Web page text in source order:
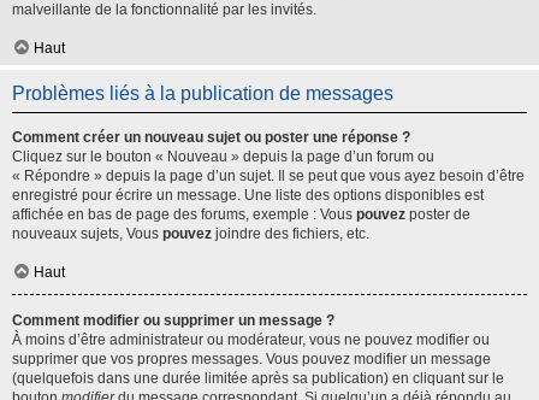
malveillante de la fonctionnalité par les invités.
Haut
Problèmes liés à la publication de messages
Comment créer un nouveau sujet ou poster une réponse ?
Cliquez sur le bouton « Nouveau » depuis la page d’un forum ou
« Répondre » depuis la page d’un sujet. Il se peut que vous ayez besoin d’être
enregistré pour écrire un message. Une liste des options disponibles est
affichée en bas de page des forums, exemple : Vous pouvez poster de
nouveaux sujets, Vous pouvez joindre des fichiers, etc.
Haut
Comment modifier ou supprimer un message ?
À moins d’être administrateur ou modérateur, vous ne pouvez modifier ou
supprimer que vos propres messages. Vous pouvez modifier un message
(quelquefois dans une durée limitée après sa publication) en cliquant sur le